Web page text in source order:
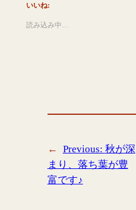
いいね:
読み込み中…
← Previous: 秋が深
まり、落ち葉が豊
富です♪